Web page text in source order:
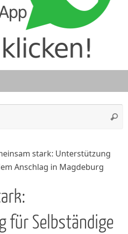
stark: Unterstützung
Anschlag in Magdeburg
für Selbständige